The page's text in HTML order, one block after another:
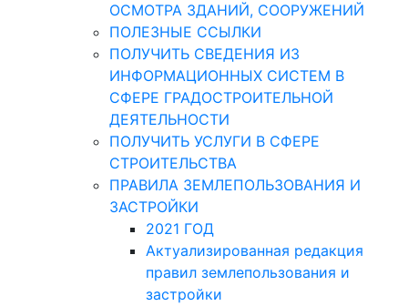
ОСМОТРА ЗДАНИЙ, СООРУЖЕНИЙ
ПОЛЕЗНЫЕ ССЫЛКИ
ПОЛУЧИТЬ СВЕДЕНИЯ ИЗ
ИНФОРМАЦИОННЫХ СИСТЕМ В
СФЕРЕ ГРАДОСТРОИТЕЛЬНОЙ
ДЕЯТЕЛЬНОСТИ
ПОЛУЧИТЬ УСЛУГИ В СФЕРЕ
СТРОИТЕЛЬСТВА
ПРАВИЛА ЗЕМЛЕПОЛЬЗОВАНИЯ И
ЗАСТРОЙКИ
2021 ГОД
Актуализированная редакция
правил землепользования и
застройки